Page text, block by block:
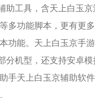
助工具，含天上白玉
多功能脚本，更有更
功能。天上白玉京手
分机型，还支持安卓
手天上白玉京辅助软